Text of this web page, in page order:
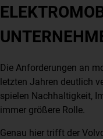
Die Anforderungen an
letzten Jahren deutlich
spielen Nachhaltigkeit,
immer größere Rolle.
Genau hier trifft der